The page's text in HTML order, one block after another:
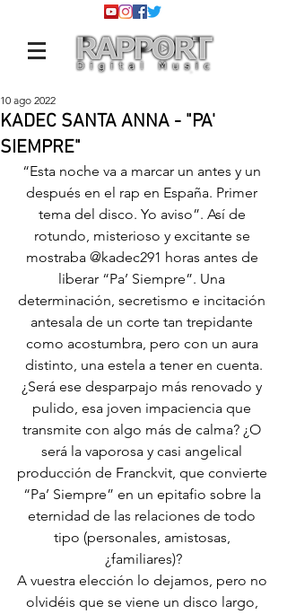
KADEC SANTA ANNA - "PA'
SIEMPRE"
10 ago 2022
“Esta noche va a marcar un antes y un
después en el rap en España. Primer
tema del disco. Yo aviso”. Así de
rotundo, misterioso y excitante se
mostraba @kadec291 horas antes de
liberar “Pa’ Siempre”. Una
determinación, secretismo e incitación
antesala de un corte tan trepidante
como acostumbra, pero con un aura
distinto, una estela a tener en cuenta.
¿Será ese desparpajo más renovado y
pulido, esa joven impaciencia que
transmite con algo más de calma? ¿O
será la vaporosa y casi angelical
producción de Franckvit, que convierte
“Pa’ Siempre” en un epitafio sobre la
eternidad de las relaciones de todo
tipo (personales, amistosas,
¿familiares)?
A vuestra elección lo dejamos, pero no
olvidéis que se viene un disco largo,